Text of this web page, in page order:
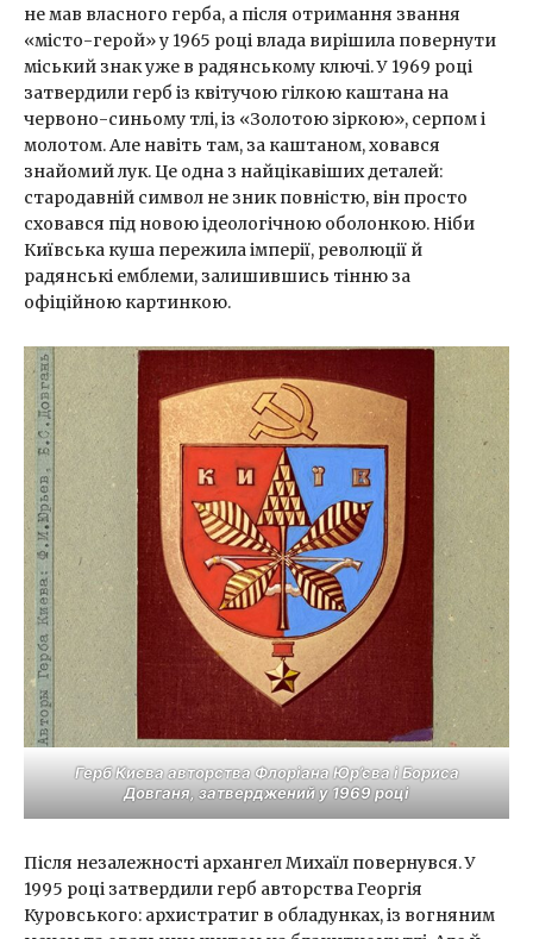
не мав власного герба, а після отримання звання
«місто-герой» у 1965 році влада вирішила повернути
міський знак уже в радянському ключі. У 1969 році
затвердили герб із квітучою гілкою каштана на
червоно-синьому тлі, із «Золотою зіркою», серпом і
молотом. Але навіть там, за каштаном, ховався
знайомий лук. Це одна з найцікавіших деталей:
стародавній символ не зник повністю, він просто
сховався під новою ідеологічною оболонкою. Ніби
Київська куша пережила імперії, революції й
радянські емблеми, залишившись тінню за
офіційною картинкою.
Герб Києва авторства Флоріана Юр’єва і Бориса
Довганя, затверджений у 1969 році
Після незалежності архангел Михаїл повернувся. У
1995 році затвердили герб авторства Георгія
Куровського: архистратиг в обладунках, із вогняним